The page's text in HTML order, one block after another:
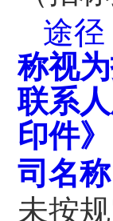
途径
称视
联系
印件》
司名称
未按